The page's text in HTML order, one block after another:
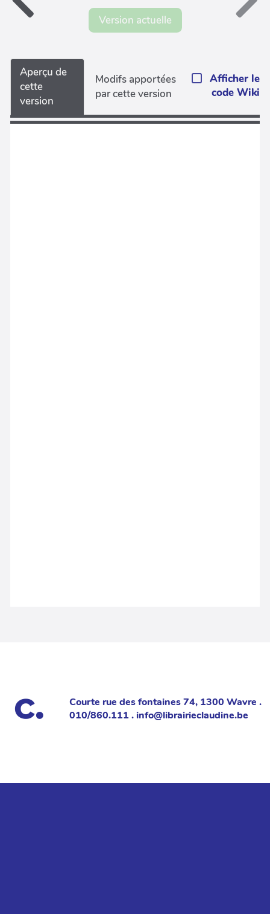
Version actuelle
Aperçu de
cette
version
Modifs apportées
par cette version
Afficher le
code Wiki
Courte rue des fontaines 74, 1300 Wavre .
010/860.111 . info@librairieclaudine.be